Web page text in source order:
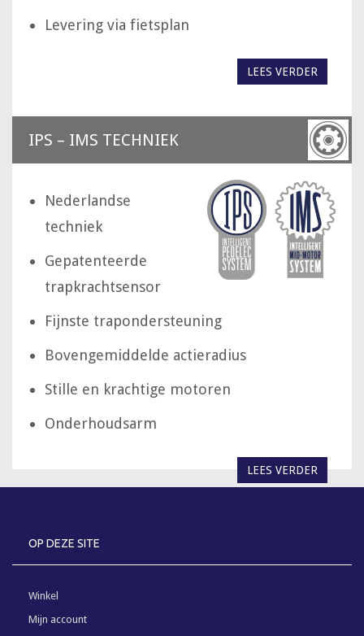
Levering via fietsplan
LEES VERDER
IPS – IMS TECHNIEK
Nederlandse
techniek
Gepatenteerde
trapkrachtsensor
Fijnste trapondersteuning
Bovengemiddelde actieradius
Stille en krachtige motoren
Onderhoudsarm
LEES VERDER
OP DEZE SITE
Winkel
Mijn account